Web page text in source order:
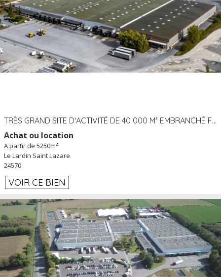
TRÈS GRAND SITE D'ACTIVITÉ DE 40 000 M² EMBRANCHÉ FER AU LARDIN SAINT LAZARE (24) PROCHE A89 À LOUER
Achat ou location
A partir de 5250m²
Le Lardin Saint Lazare
24570
VOIR CE BIEN